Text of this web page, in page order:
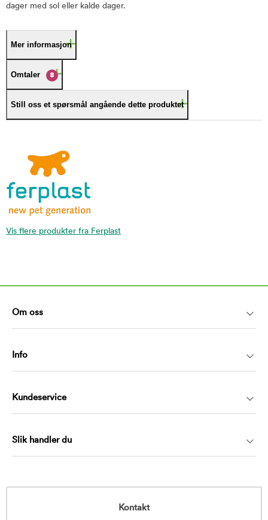
dager med sol eller kalde dager.
Mer informasjon
Omtaler 8
Still oss et spørsmål angående dette produktet
Vis flere produkter fra Ferplast
Om oss
Info
Kundeservice
Slik handler du
Kontakt